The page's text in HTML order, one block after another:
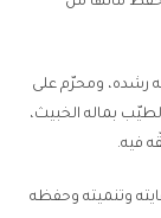
رشده، ومحرّم على
بماله الخبيث،
فيه.
وتنميته وحفظه